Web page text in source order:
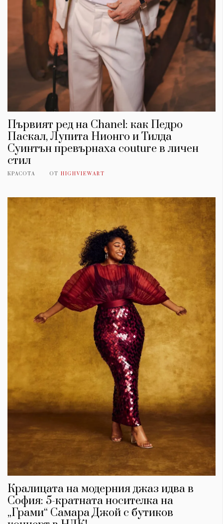
Първият ред на Chanel: как Педро
Паскал, Лупита Нионго и Тилда
Суинтън превърнаха couture в личен
стил
КРАСОТА ОТ HIGHVIEWART
Кралицата на модерния джаз идва в
София: 5-кратната носителка на
„Грами“ Самара Джой с бутиков